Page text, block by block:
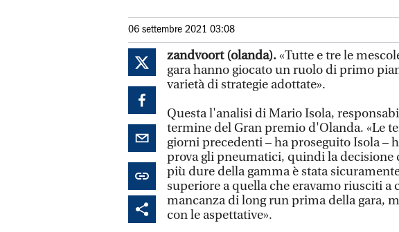
06 settembre 2021 03:08
zandvoort (olanda).«Tutte e tre le
gara hanno giocato un ruolo di primo
varietà di strategie adottate».
Questa l'analisi di Mario Isola,
termine del Gran premio d'Olanda. «Le
giorni precedenti – ha proseguito Isola –
prova gli pneumatici, quindi la decisione
più dure della gamma è stata
superiore a quella che eravamo riusciti a
mancanza di long run prima della gara,
con le aspettative».